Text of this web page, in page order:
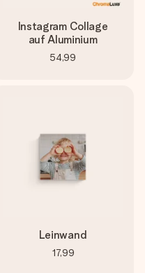
Instagram Collage
auf Aluminium
54,99
Leinwand
17,99